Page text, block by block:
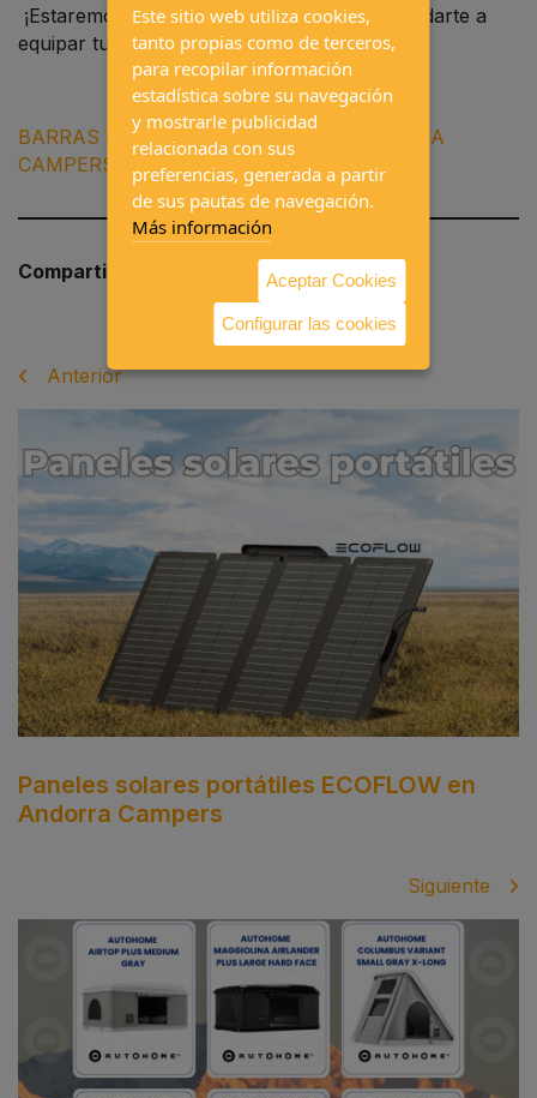
¡Estaremos encantados de asesorarte y ayudarte a
equipar tu vehículo
BARRAS DE TECHO CRUZ
ANDORRA
CAMPERS
Compartir a FacebookTwitterWhatsAppTelegram
Anterior
Paneles solares portátiles ECOFLOW en
Andorra Campers
Siguiente
Este sitio web utiliza cookies,
tanto propias como de terceros,
para recopilar información
estadística sobre su navegación
y mostrarle publicidad
relacionada con sus
preferencias, generada a partir
de sus pautas de navegación.
Más información
Aceptar Cookies
Configurar las cookies